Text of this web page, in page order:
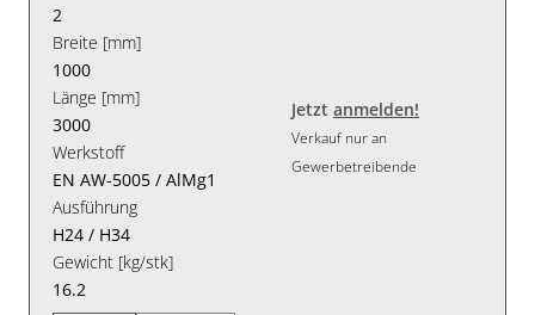
2
Breite [mm]
1000
Länge [mm]
3000
Werkstoff
EN AW-5005 / AlMg1
Ausführung
H24 / H34
Gewicht [kg/stk]
16.2
Jetzt anmelden!
Verkauf nur an
Gewerbetreibende